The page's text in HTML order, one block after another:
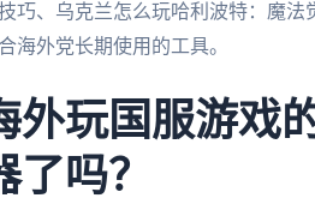
巧、乌克兰怎么玩哈利波特：魔
海外党长期使用的工具。
外玩国服游戏
了吗？